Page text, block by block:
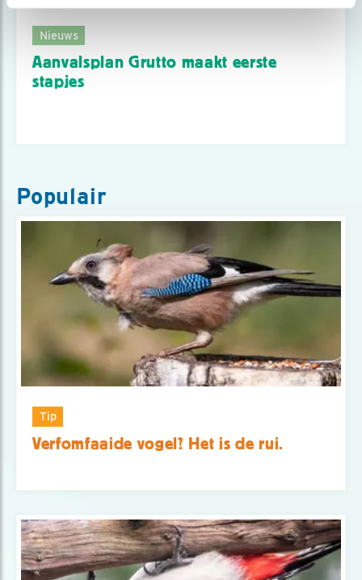
Nieuws
Aanvalsplan Grutto maakt eerste
stapjes
Populair
Tip
Verfomfaaide vogel? Het is de rui.